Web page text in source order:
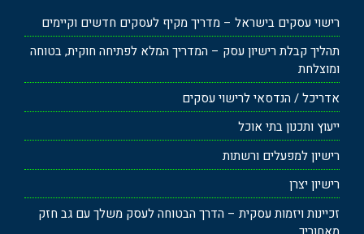
רישוי עסקים בישראל – מדריך מקיף לעסקים חדשים וקיימים
תהליך קבלת רישיון עסק – המדריך המלא לפתיחה חוקית, בטוחה
ומוצלחת
אדריכל / הנדסאי לרישוי עסקים
ייעוץ ותכנון בתי אוכל
רישיון למפעלים ורשתות
רישיון יצרן
זכיינות ויזמות עסקית – הדרך הבטוחה לעסק משלך עם גב חזק